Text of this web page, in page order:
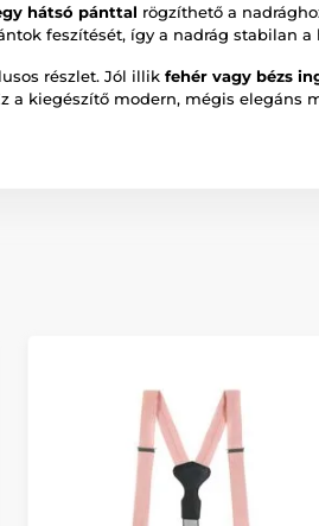
hátsó pánttal rögzíthető a
feszítését, így a nadrág stabilan a
részlet. Jól illik fehér vagy bézs
a kiegészítő modern, mégis elegáns